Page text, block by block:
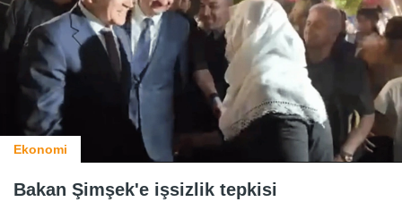
Ekonomi
Bakan Şimşek'e işsizlik tepkisi